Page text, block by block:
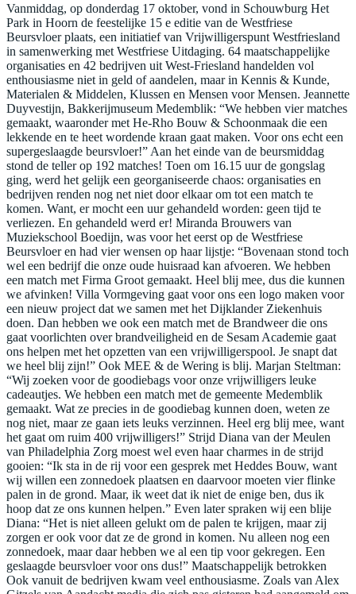
Vanmiddag, op donderdag 17 oktober, vond in Schouwburg Het
Park in Hoorn de feestelijke 15 e editie van de Westfriese
Beursvloer plaats, een initiatief van Vrijwilligerspunt Westfriesland
in samenwerking met Westfriese Uitdaging. 64 maatschappelijke
organisaties en 42 bedrijven uit West-Friesland handelden vol
enthousiasme niet in geld of aandelen, maar in Kennis & Kunde,
Materialen & Middelen, Klussen en Mensen voor Mensen. Jeannette
Duyvestijn, Bakkerijmuseum Medemblik: “We hebben vier matches
gemaakt, waaronder met He-Rho Bouw & Schoonmaak die een
lekkende en te heet wordende kraan gaat maken. Voor ons echt een
supergeslaagde beursvloer!” Aan het einde van de beursmiddag
stond de teller op 192 matches! Toen om 16.15 uur de gongslag
ging, werd het gelijk een georganiseerde chaos: organisaties en
bedrijven renden nog net niet door elkaar om tot een match te
komen. Want, er mocht een uur gehandeld worden: geen tijd te
verliezen. En gehandeld werd er! Miranda Brouwers van
Muziekschool Boedijn, was voor het eerst op de Westfriese
Beursvloer en had vier wensen op haar lijstje: “Bovenaan stond toch
wel een bedrijf die onze oude huisraad kan afvoeren. We hebben
een match met Firma Groot gemaakt. Heel blij mee, dus die kunnen
we afvinken! Villa Vormgeving gaat voor ons een logo maken voor
een nieuw project dat we samen met het Dijklander Ziekenhuis
doen. Dan hebben we ook een match met de Brandweer die ons
gaat voorlichten over brandveiligheid en de Sesam Academie gaat
ons helpen met het opzetten van een vrijwilligerspool. Je snapt dat
we heel blij zijn!” Ook MEE & de Wering is blij. Marjan Steltman:
“Wij zoeken voor de goodiebags voor onze vrijwilligers leuke
cadeautjes. We hebben een match met de gemeente Medemblik
gemaakt. Wat ze precies in de goodiebag kunnen doen, weten ze
nog niet, maar ze gaan iets leuks verzinnen. Heel erg blij mee, want
het gaat om ruim 400 vrijwilligers!” Strijd Diana van der Meulen
van Philadelphia Zorg moest wel even haar charmes in de strijd
gooien: “Ik sta in de rij voor een gesprek met Heddes Bouw, want
wij willen een zonnedoek plaatsen en daarvoor moeten vier flinke
palen in de grond. Maar, ik weet dat ik niet de enige ben, dus ik
hoop dat ze ons kunnen helpen.” Even later spraken wij een blije
Diana: “Het is niet alleen gelukt om de palen te krijgen, maar zij
zorgen er ook voor dat ze de grond in komen. Nu alleen nog een
zonnedoek, maar daar hebben we al een tip voor gekregen. Een
geslaagde beursvloer voor ons dus!” Maatschappelijk betrokken
Ook vanuit de bedrijven kwam veel enthousiasme. Zoals van Alex